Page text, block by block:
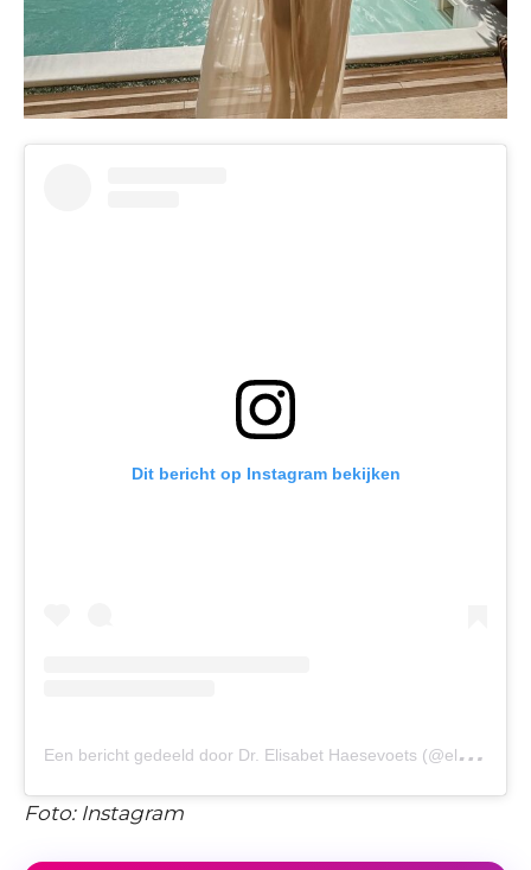
Dit bericht op Instagram bekijken
E
en bericht gedeeld door Dr. Elisabet Haesevoets (@elisabethaesevoets)
Foto: Instagram